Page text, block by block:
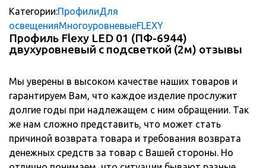
Категории:ПрофилиДля
освещенияМногоуровневыеFLEXY
Профиль Flexy LED 01 (ПФ-6944)
двухуровневый с подсветкой (2м) отзывы
Мы уверены в высоком качестве наших товаров и
гарантируем Вам, что каждое изделие прослужит
долгие годы при надлежащем с ним обращении. Так
же нам сложно представить, что может стать
причиной возврата товара и требования возврата
денежных средств за товар с Вашей стороны. Но